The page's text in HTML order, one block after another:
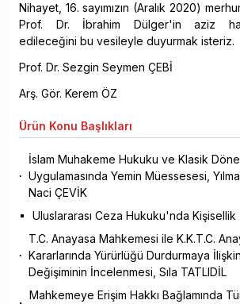
Nihayet, 16. sayımızın (Aralık 2020)
Prof. Dr. İbrahim Dülger'in aziz
edileceğini bu vesileyle duyurmak isteriz.
Prof. Dr. Sezgin Seymen ÇEBİ
Arş. Gör. Kerem ÖZ
Ürün Konu Başlıkları
İslam Muhakeme Hukuku ve Klasik
Uygulamasında Yemin Müessesesi,
Naci ÇEVİK
Uluslararası Ceza Hukuku'nda Kişisellik
T.C. Anayasa Mahkemesi ile K.K.T.C.
Kararlarında Yürürlüğü Durdurmaya
Değişiminin İncelenmesi, Sıla TATLIDİL
Mahkemeye Erişim Hakkı Bağlamında